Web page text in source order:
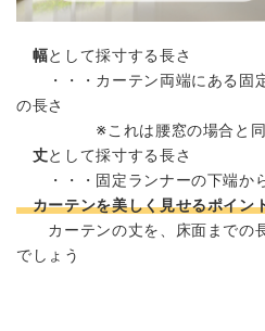
幅として採寸する長さ
・・・カーテン両端にある固
の長さ
※これは腰窓の場合と同
丈として採寸する長さ
・・・固定ランナーの下端か
カーテンを美しく見せるポイン
カーテンの丈を、床面までの
でしょう